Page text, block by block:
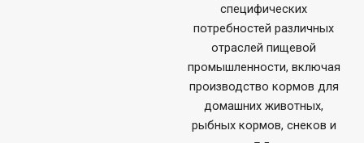
специфических
потребностей различных
отраслей пищевой
промышленности, включая
производство кормов для
домашних животных,
рыбных кормов, снеков и